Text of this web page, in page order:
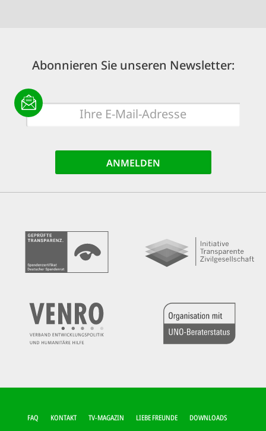
Abonnieren Sie unseren Newsletter:
E-
Mail
FUSSZEILEN-M
FAQ KONTAKT TV-MAGAZIN LIEBE FREUNDE DOWNLOADS